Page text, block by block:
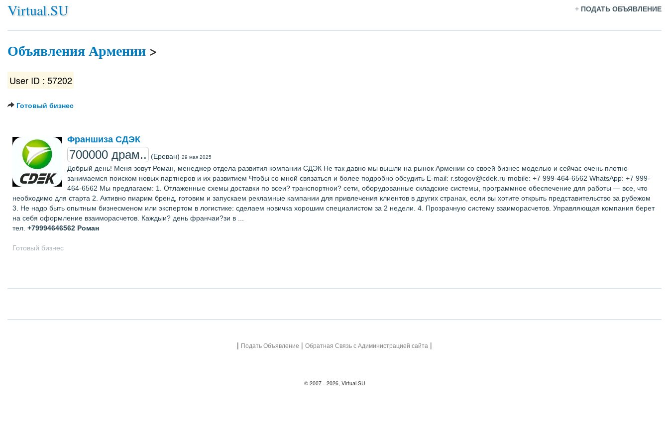
Virtual.SU + ПОДАТЬ ОБЪЯВЛЕНИЕ
Объявления Армении>
User ID : 57202
Готовый бизнес
Франшиза СДЭК
700000 драм.. (Ереван) 29 мая 2025
Добрый день! Меня зовут Роман, менеджер отдела развития компании СДЭК Не так давно мы вышли на рынок Армении со своей бизнес моделью и сейчас очень плотно
занимаемся поиском новых партнеров и их развитием Чтобы со мной связаться и более подробно обсудить E-mail: r.stogov@cdek.ru mobile: +7 999-464-6562 WhatsApp: +7 999-
464-6562 Мы предлагаем: 1. Отлаженные схемы доставки по всеи? транспортнои? сети, оборудованные складские системы, программное обеспечение для работы — все, что
необходимо для старта 2. Активно пиарим бренд, готовим и запускаем рекламные кампании для привлечения клиентов в других странах, если вы хотите открыть представительство за рубежом
3. Не надо быть опытным бизнесменом или экспертом в логистике: сделаем новичка хорошим специалистом за 2 недели. 4. Прозрачную систему взаиморасчетов. Управляющая компания берет
на себя оформление взаиморасчетов. Каждыи? день франчаи?зи в ...
тел. +79994646562 Роман
Готовый бизнес
| Подать Объявление | Обратная Связь с Адиминистрацией сайта |
© 2007 - 2026, Virtual.SU